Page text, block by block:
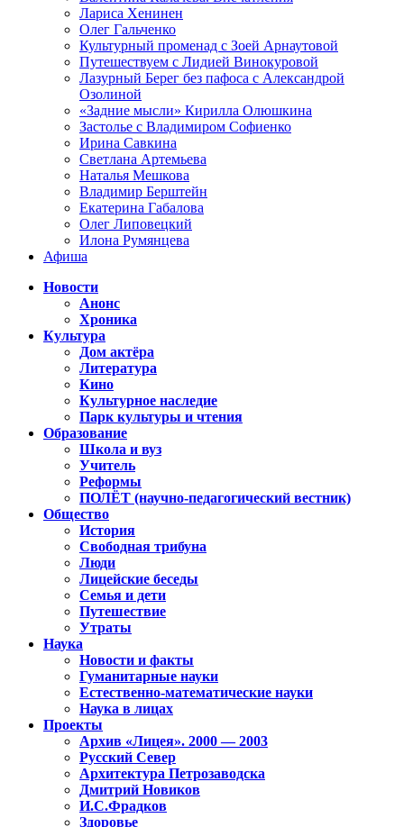
Лариса Хенинен
Олег Гальченко
Культурный променад с Зоей Арнаутовой
Путешествуем с Лидией Винокуровой
Лазурный Берег без пафоса с Александрой
Озолиной
«Задние мысли» Кирилла Олюшкина
Застолье с Владимиром Софиенко
Ирина Савкина
Светлана Артемьева
Наталья Мешкова
Владимир Берштейн
Екатерина Габалова
Олег Липовецкий
Илона Румянцева
Афиша
Новости
Анонс
Хроника
Культура
Дом актёра
Литература
Кино
Культурное наследие
Парк культуры и чтения
Образование
Школа и вуз
Учитель
Реформы
ПОЛЁТ (научно-педагогический вестник)
Общество
История
Свободная трибуна
Люди
Лицейские беседы
Семья и дети
Путешествие
Утраты
Наука
Новости и факты
Гуманитарные науки
Естественно-математические науки
Наука в лицах
Проекты
Архив «Лицея». 2000 — 2003
Русский Север
Архитектура Петрозаводска
Дмитрий Новиков
И.С.Фрадков
Здоровье